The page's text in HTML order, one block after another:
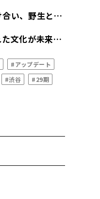
遊・学・働は溶け合い、野生と創造性がむき出しになる
絶滅寸前で救われた文化が未来の豊かさの源泉になる
#アップデート
#渋谷 #29期